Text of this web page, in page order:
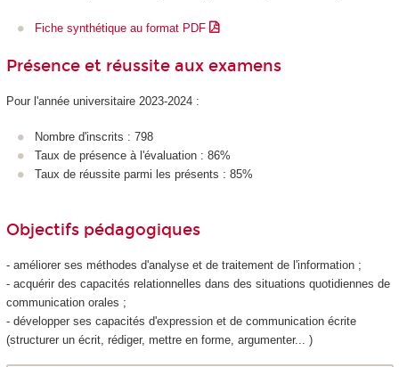
Fiche synthétique au format PDF
Présence et réussite aux examens
Pour l'année universitaire 2023-2024 :
Nombre d'inscrits : 798
Taux de présence à l'évaluation : 86%
Taux de réussite parmi les présents : 85%
Objectifs pédagogiques
- améliorer ses méthodes d'analyse et de traitement de l'information ;
- acquérir des capacités relationnelles dans des situations quotidiennes de
communication orales ;
- développer ses capacités d'expression et de communication écrite
(structurer un écrit, rédiger, mettre en forme, argumenter... )